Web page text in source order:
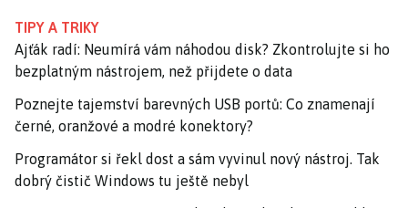
TIPY A TRIKY
Ajťák radí: Neumírá vám náhodou disk? Zkontrolujte si ho
bezplatným nástrojem, než přijdete o data
Poznejte tajemství barevných USB portů: Co znamenají
černé, oranžové a modré konektory?
Programátor si řekl dost a sám vyvinul nový nástroj. Tak
dobrý čistič Windows tu ještě nebyl